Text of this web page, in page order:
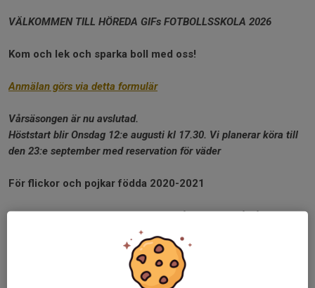
VÄLKOMMEN TILL HÖREDA GIFs FOTBOLLSSKOLA 2026
Kom och lek och sparka boll med oss!
Anmälan görs via detta formulär
Vårsäsongen är nu avslutad.
Höststart blir Onsdag 12:e augusti kl 17.30. Vi planerar köra till
den 23:e september med reservation för väder
För flickor och pojkar födda 2020-2021
Eftersom det har kommit ganska många barn på våra
samlingar räknar vi med att ni föräldrar ställer upp och
hjälper till vid träningen.
försäkring) 200 kronor